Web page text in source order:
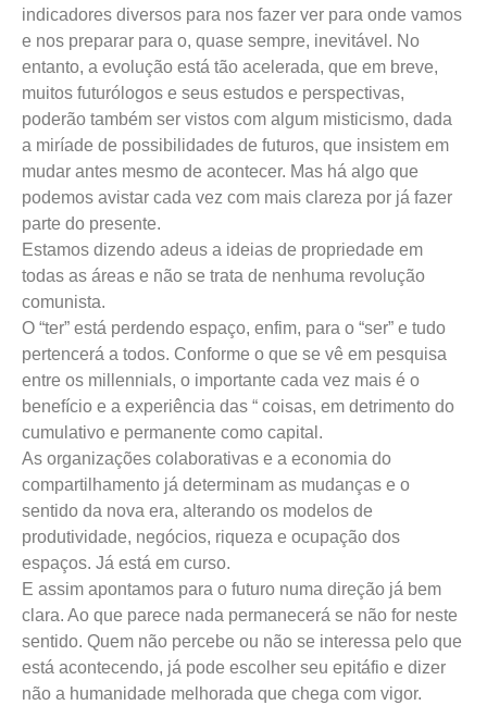
indicadores diversos para nos fazer ver para onde vamos
e nos preparar para o, quase sempre, inevitável. No
entanto, a evolução está tão acelerada, que em breve,
muitos futurólogos e seus estudos e perspectivas,
poderão também ser vistos com algum misticismo, dada
a miríade de possibilidades de futuros, que insistem em
mudar antes mesmo de acontecer. Mas há algo que
podemos avistar cada vez com mais clareza por já fazer
parte do presente.
Estamos dizendo adeus a ideias de propriedade em
todas as áreas e não se trata de nenhuma revolução
comunista.
O “ter” está perdendo espaço, enfim, para o “ser” e tudo
pertencerá a todos. Conforme o que se vê em pesquisa
entre os millennials, o importante cada vez mais é o
benefício e a experiência das “ coisas, em detrimento do
cumulativo e permanente como capital.
As organizações colaborativas e a economia do
compartilhamento já determinam as mudanças e o
sentido da nova era, alterando os modelos de
produtividade, negócios, riqueza e ocupação dos
espaços. Já está em curso.
E assim apontamos para o futuro numa direção já bem
clara. Ao que parece nada permanecerá se não for neste
sentido. Quem não percebe ou não se interessa pelo que
está acontecendo, já pode escolher seu epitáfio e dizer
não a humanidade melhorada que chega com vigor.